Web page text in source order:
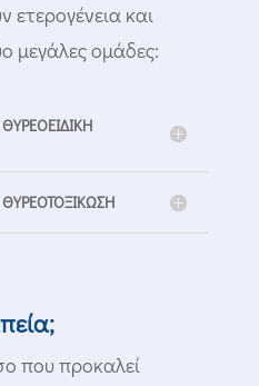
ετερογένεια και
μεγάλες ομάδες:
που προκαλεί